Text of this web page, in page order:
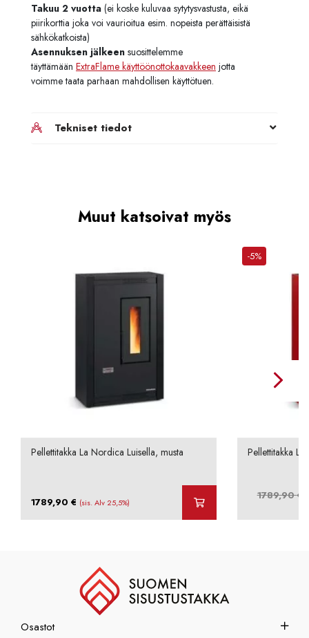
Takuu 2 vuotta (ei koske kuluvaa sytytysvastusta, eikä
piirikorttia joka voi vaurioitua esim. nopeista perättäisistä
sähkökatkoista)
Asennuksen jälkeen suosittelemme
täyttämään ExtraFlame käyttöönottokaavakkeen jotta
voimme taata parhaan mahdollisen käyttötuen.
Tekniset tiedot
Muut katsoivat myös
Pellettitakka La Nordica Luisella, musta
1789,90€ (sis. Alv 25,5%)
-5%
Pellettitakka
1789,90€
Osastot